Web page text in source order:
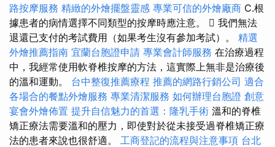
路按摩服務 精緻的外燴擺盤靈感 專業可信的外燴廠商 C.根
據患者的病情選擇不同類型的按摩時應注意。  我們無法
退還已支付的考試費用（如果考生沒有參加考試）。 精選
外燴推薦指南 宜蘭台胞證申請 專業會計師服務 在治療過程
中，我經常使用軟脊椎按摩的方法，這實際上無非是治療後
的溫和運動。 台中整復推薦療程 推薦的網路行銷公司 適合
各場合的餐點外燴服務 專業清潔服務 如何辦理台胞證 創意
宴會外燴佈置 提升自信魅力的首選：隆乳手術 溫和的脊椎
矯正療法需要溫和的壓力，即使對於從未接受過脊椎矯正療
法的患者來說也很舒適。 工商登記的流程與注意事項 台北